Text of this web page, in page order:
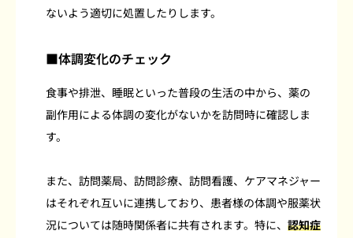
ないよう適切に処置したりします。
■体調変化のチェック
食事や排泄、睡眠といった普段の生活の中から、薬の
副作用による体調の変化がないかを訪問時に確認しま
す。
また、訪問薬局、訪問診療、訪問看護、ケアマネジャー
はそれぞれ互いに連携しており、患者様の体調や服薬状
況については随時関係者に共有されます。特に、認知症